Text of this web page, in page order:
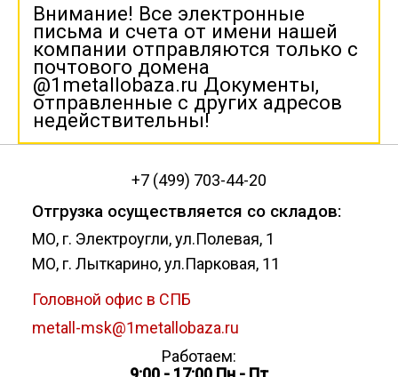
Внимание! Все электронные
письма и счета от имени нашей
компании отправляются только с
почтового домена
@1metallobaza.ru Документы,
отправленные с других адресов
недействительны!
+7 (499) 703-44-20
Отгрузка осуществляется со складов:
МО, г. Электроугли, ул.Полевая, 1
МО, г. Лыткарино, ул.Парковая, 11
Головной офис в СПБ
metall-msk@1metallobaza.ru
Работаем: